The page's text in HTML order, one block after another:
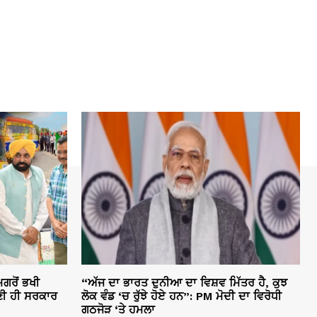
ਭਖੀ
ਹੀ ਸਰਕਾਰ
“ਅੱਜ ਦਾ ਭਾਰਤ ਦੁਨੀਆ ਦਾ ਵਿਸ਼ਵ ਮਿੱਤਰ ਹੈ, ਕੁਝ
ਲੋਕ ਵੰਡ ‘ਚ ਰੁੱਝੇ ਹੋਏ ਹਨ”: PM ਮੋਦੀ ਦਾ ਵਿਰੋਧੀ
ਗਠਜੋੜ ‘ਤੇ ਹਮਲਾ